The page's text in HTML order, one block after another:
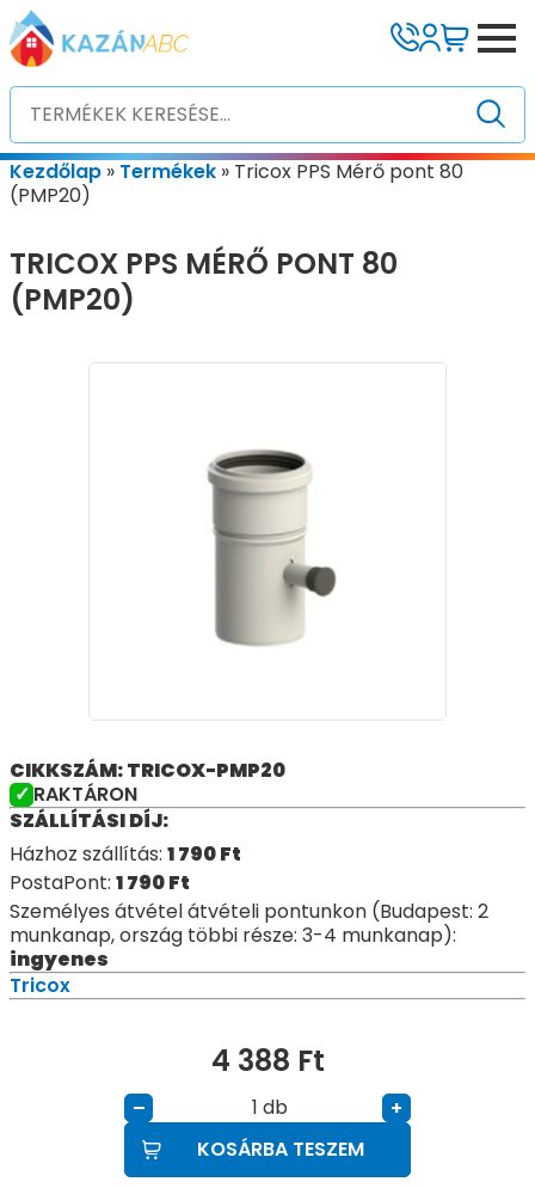
Kezdőlap » Termékek » Tricox PPS Mérő pont 80
(PMP20)
TRICOX PPS MÉRŐ PONT 80
(PMP20)
CIKKSZÁM: TRICOX-PMP20
RAKTÁRON
SZÁLLÍTÁSI DÍJ:
Házhoz szállítás: 1 790Ft
PostaPont: 1 790Ft
Személyes átvétel átvételi pontunkon (Budapest: 2
munkanap, ország többi része: 3-4 munkanap):
ingyenes
Tricox
4 388 Ft
– db
+
KOSÁRBA TESZEM